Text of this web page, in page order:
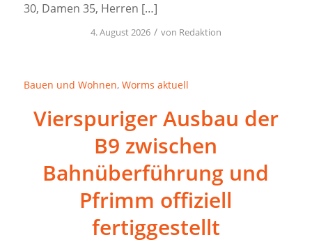
30, Damen 35, Herren […]
4. August 2026 / von Redaktion
Bauen und Wohnen, Worms aktuell
Vierspuriger Ausbau der
B9 zwischen
Bahnüberführung und
Pfrimm offiziell
fertiggestellt